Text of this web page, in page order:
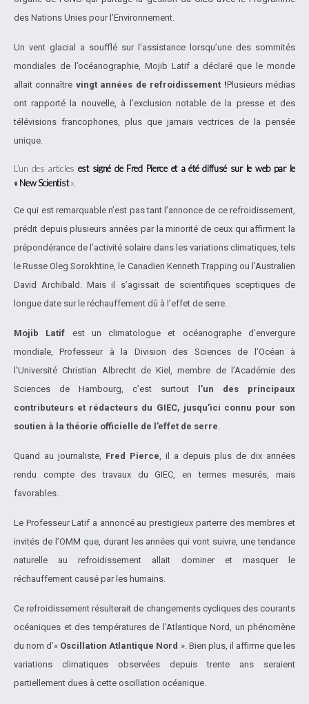
des Nations Unies pour l’Environnement.
Un vent glacial a soufflé sur l’assistance lorsqu’une des sommités
mondiales de l’océanographie, Mojib Latif a déclaré que le monde
allait connaître vingt années de refroidissement !Plusieurs médias
ont rapporté la nouvelle, à l’exclusion notable de la presse et des
télévisions francophones, plus que jamais vectrices de la pensée
unique.
L’un des articles est signé de Fred Pierce et a été diffusé sur le web par le
« New Scientist».
Ce qui est remarquable n’est pas tant l’annonce de ce refroidissement,
prédit depuis plusieurs années par la minorité de ceux qui affirment la
prépondérance de l’activité solaire dans les variations climatiques, tels
le Russe Oleg Sorokhtine, le Canadien Kenneth Trapping ou l’Australien
David Archibald. Mais il s’agissait de scientifiques sceptiques de
longue date sur le réchauffement dû à l’effet de serre.
Mojib Latif est un climatologue et océanographe d’envergure
mondiale, Professeur à la Division des Sciences de l’Océan à
l’Université Christian Albrecht de Kiel, membre de l’Académie des
Sciences de Hambourg, c’est surtout
l’un des principaux
contributeurs et rédacteurs du GIEC, jusqu’ici connu pour son
soutien à la théorie officielle de l’effet de serre.
Quand au journaliste, Fred Pierce, il a depuis plus de dix années
rendu compte des travaux du GIEC, en termes mesurés, mais
favorables.
Le Professeur Latif a annoncé au prestigieux parterre des membres et
invités de l’OMM que, durant les années qui vont suivre, une tendance
naturelle au refroidissement allait dominer et masquer le
réchauffement causé par les humains.
Ce refroidissement résulterait de changements cycliques des courants
océaniques et des températures de l’Atlantique Nord, un phénomène
du nom d’« Oscillation Atlantique Nord ». Bien plus, il affirme que les
variations climatiques observées depuis trente ans seraient
partiellement dues à cette oscillation océanique.